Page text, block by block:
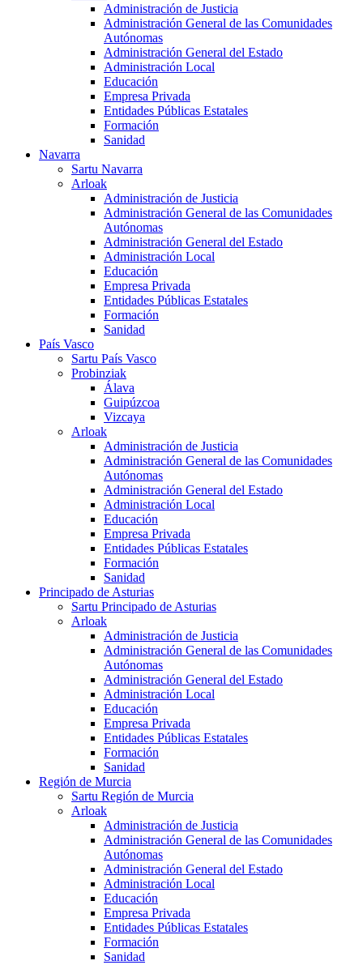
Administración de Justicia
Administración General de las Comunidades
Autónomas
Administración General del Estado
Administración Local
Educación
Empresa Privada
Entidades Públicas Estatales
Formación
Sanidad
Navarra
Sartu Navarra
Arloak
Administración de Justicia
Administración General de las Comunidades
Autónomas
Administración General del Estado
Administración Local
Educación
Empresa Privada
Entidades Públicas Estatales
Formación
Sanidad
País Vasco
Sartu País Vasco
Probinziak
Álava
Guipúzcoa
Vizcaya
Arloak
Administración de Justicia
Administración General de las Comunidades
Autónomas
Administración General del Estado
Administración Local
Educación
Empresa Privada
Entidades Públicas Estatales
Formación
Sanidad
Principado de Asturias
Sartu Principado de Asturias
Arloak
Administración de Justicia
Administración General de las Comunidades
Autónomas
Administración General del Estado
Administración Local
Educación
Empresa Privada
Entidades Públicas Estatales
Formación
Sanidad
Región de Murcia
Sartu Región de Murcia
Arloak
Administración de Justicia
Administración General de las Comunidades
Autónomas
Administración General del Estado
Administración Local
Educación
Empresa Privada
Entidades Públicas Estatales
Formación
Sanidad